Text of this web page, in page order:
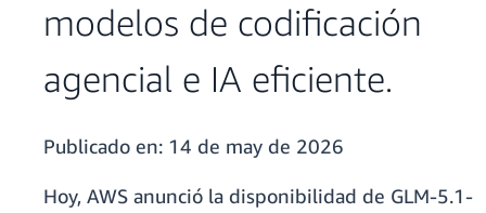
modelos de codificación
agencial e IA eficiente.
Publicado en: 14 de may de 2026
Hoy, AWS anunció la disponibilidad de GLM-5.1-